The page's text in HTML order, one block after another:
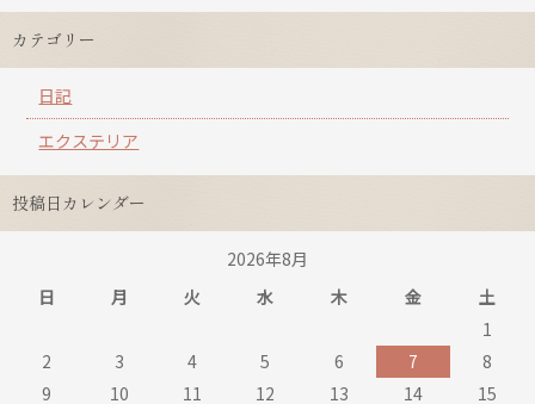
カテゴリー
日記
エクステリア
投稿日カレンダー
2026年8月
日
月 火 水 木 金
土
1
2
3 4 5 6 7
8
9
10 11 12 13 14 15